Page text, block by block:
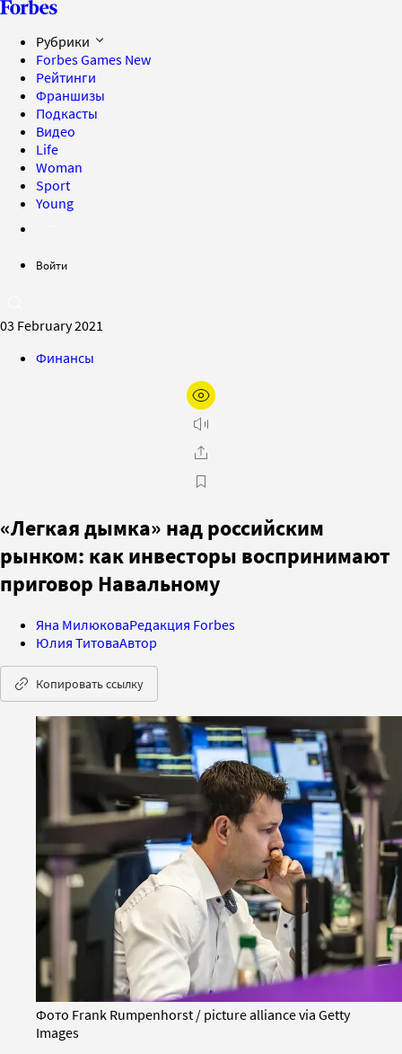
Рубрики
Forbes Games New
Рейтинги
Франшизы
Подкасты
Видео
Life
Woman
Sport
Young
Войти
03 February 2021
Финансы
«Легкая дымка» над российским
рынком: как инвесторы воспринимают
приговор Навальному
Яна МилюковаРедакция Forbes
Юлия ТитоваАвтор
Копировать ссылку
Фото Frank Rumpenhorst / picture alliance via Getty
Images